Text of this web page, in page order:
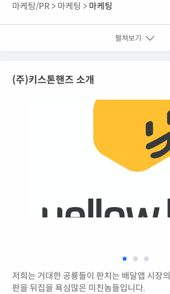
마케팅/PR > 마케팅 > 마케팅
펼쳐보기
(주)키스톤핸즈 소개
저희는 거대한 공룡들이 판치는 배달앱 시장의
판을 뒤집을 욕심많은 미친놈들입니다.